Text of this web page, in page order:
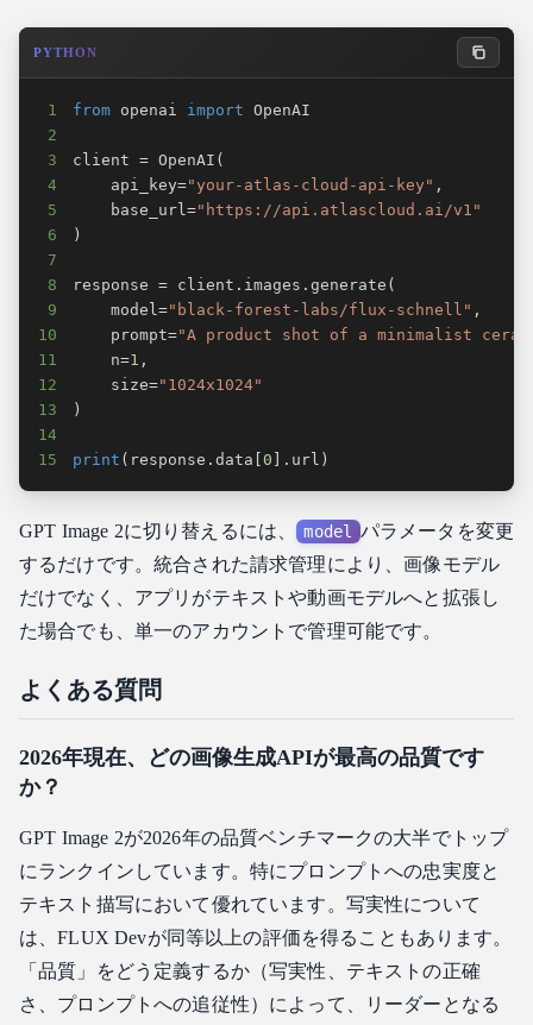
PYTHON
1 from openai import
2
3
client = OpenAI (
4
    api_key
="your-atlas-cloud-api-key" ,
5
    base_url
="https://api.atlascloud.ai/v1"
6
)
7
8
response = client . images .generate (
9
    model
="black-forest-labs/flux-schnell" ,
10
    prompt
="A product shot of a minimalist
11
    n
=1 ,
12
    size
="1024x1024"
13
)
14
15
print ( response .data [0 . url )
GPT Image 2に切り替えるには、 model
パラメータを変更
するだけです。統合された請求管理により、画像モデル
だけでなく、アプリがテキストや動画モデルへと拡張し
た場合でも、単一のアカウントで管理可能です。
よくある質問
2026年現在、どの画像生成APIが最高の品質です
か？
GPT Image 2が2026年の品質ベンチマークの大半でトップ
にランクインしています。特にプロンプトへの忠実度と
テキスト描写において優れています。写実性について
は、FLUX Devが同等以上の評価を得ることもあります。
「品質」をどう定義するか（写実性、テキストの正確
さ、プロンプトへの追従性）によって、リーダーとなる